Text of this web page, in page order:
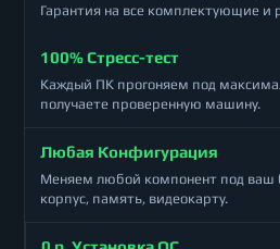
Гарантия на все комплектующие и
100% Стресс-тест
Каждый ПК прогоняем под
получаете проверенную машину.
Любая Конфигурация
Меняем любой компонент под ваш
корпус, память, видеокарту.